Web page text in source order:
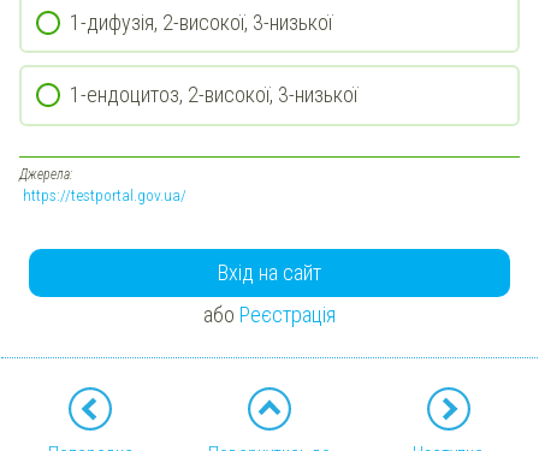
1-дифузія, 2-високої, 3-низької
1-ендоцитоз, 2-високої, 3-низької
Джерела:
https://testportal.gov.ua/
Вхід на сайт
або Реєстрація